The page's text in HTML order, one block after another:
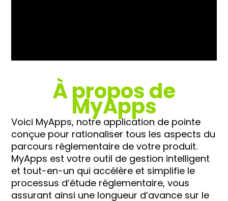
À propos de
MyApps
Voici MyApps, notre application de pointe
conçue pour rationaliser tous les aspects du
parcours réglementaire de votre produit.
MyApps est votre outil de gestion intelligent
et tout-en-un qui accélère et simplifie le
processus d’étude réglementaire, vous
assurant ainsi une longueur d’avance sur le